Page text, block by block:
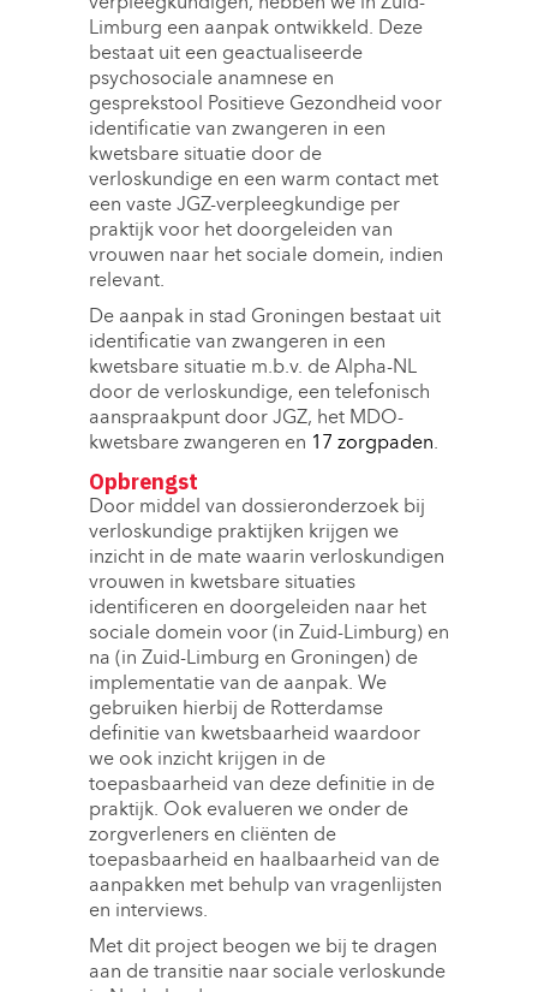
Limburg een aanpak ontwikkeld. Deze
bestaat uit een geactualiseerde
psychosociale anamnese en
gesprekstool Positieve Gezondheid voor
identificatie van zwangeren in een
kwetsbare situatie door de
verloskundige en een warm contact met
een vaste JGZ-verpleegkundige per
praktijk voor het doorgeleiden van
vrouwen naar het sociale domein, indien
relevant.
De aanpak in stad Groningen bestaat uit
identificatie van zwangeren in een
kwetsbare situatie m.b.v. de Alpha-NL
door de verloskundige, een telefonisch
aanspraakpunt door JGZ, het MDO-
kwetsbare zwangeren en 17 zorgpaden.
Opbrengst
Door middel van dossieronderzoek bij
verloskundige praktijken krijgen we
inzicht in de mate waarin verloskundigen
vrouwen in kwetsbare situaties
identificeren en doorgeleiden naar het
sociale domein voor (in Zuid-Limburg) en
na (in Zuid-Limburg en Groningen) de
implementatie van de aanpak. We
gebruiken hierbij de Rotterdamse
definitie van kwetsbaarheid waardoor
we ook inzicht krijgen in de
toepasbaarheid van deze definitie in de
praktijk. Ook evalueren we onder de
zorgverleners en cliënten de
toepasbaarheid en haalbaarheid van de
aanpakken met behulp van vragenlijsten
en interviews.
Met dit project beogen we bij te dragen
aan de transitie naar sociale verloskunde